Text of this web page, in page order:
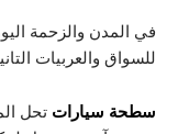
في المدن والزحمة
للسواق والعربيات
سطحة سيارات تحل